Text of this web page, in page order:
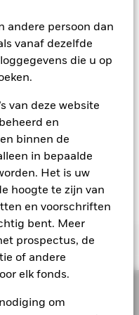
andere persoon dan
vanaf dezelfde
die u op
van deze website
en
binnen de
in bepaalde
Het is uw
hoogte te zijn van
en voorschriften
bent. Meer
prospectus, de
of andere
elk fonds.
om
basis van de netto-
bruto-inkomsten, indien
rendement van uw
van
berekening van de
laten instellen met
worden bepaald. De
invoering ervan in
door de
huidige standaard ESG-
Screens is MSCI, maar
gebruiken zoals vereist.
(de) fonds-/
beleggingsdoelstellingen
het prospectus dat
of andere
index passief effecten